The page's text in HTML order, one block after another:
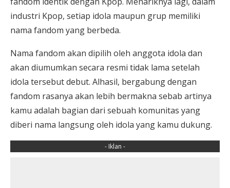
industri Kpop, setiap idola maupun grup memiliki
nama fandom yang berbeda.
Nama fandom akan dipilih oleh anggota idola dan
akan diumumkan secara resmi tidak lama setelah
idola tersebut debut. Alhasil, bergabung dengan
fandom rasanya akan lebih bermakna sebab artinya
kamu adalah bagian dari sebuah komunitas yang
diberi nama langsung oleh idola yang kamu dukung.
- Iklan -